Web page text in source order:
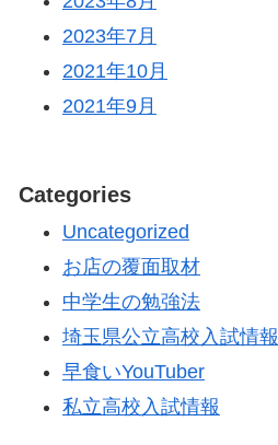
2023年7月
2021年10月
2021年9月
Categories
Uncategorized
お店の覆面取材
中学生の勉強法
埼玉県公立高校入試情報
早食いYouTuber
私立高校入試情報